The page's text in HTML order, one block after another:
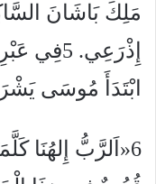
مَلِكَ بَاشَانَ
إِذْرَعِي.
ابْتَدَأَ مُوسَى
6«اَلرَّبُّ إِلهُنَا